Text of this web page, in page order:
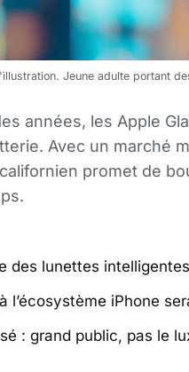
Jeune adulte portant
années, les Apple
Avec un marché
promet de
des lunettes
l’écosystème iPhone
: grand public, pas le